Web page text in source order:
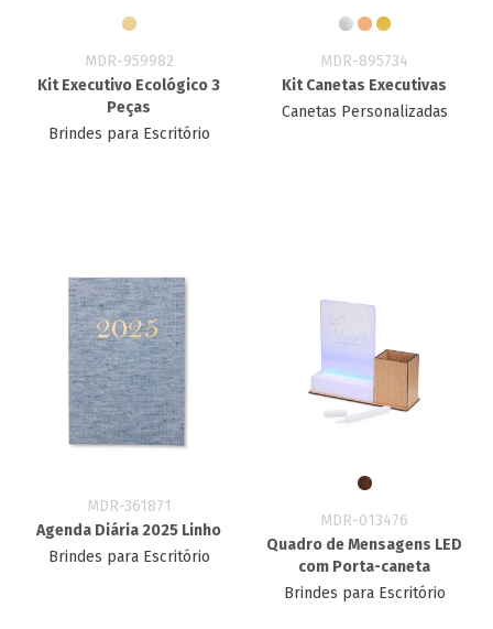
MDR-959982
Kit Executivo Ecológico 3
Peças
Brindes para Escritório
MDR-895734
Kit Canetas Executivas
Canetas Personalizadas
MDR-361871
Agenda Diária 2025 Linho
Brindes para Escritório
MDR-013476
Quadro de Mensagens LED
com Porta-caneta
Brindes para Escritório